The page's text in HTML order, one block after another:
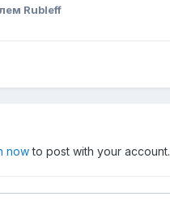
Rubleff
nowto post with your account.